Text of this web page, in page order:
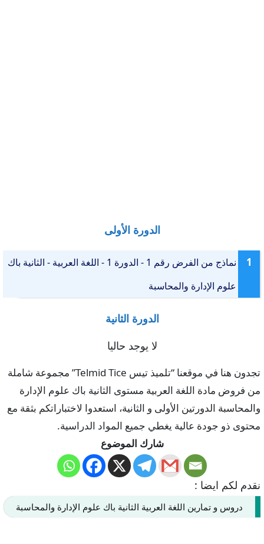
الدورة الأولى
1
نماذج من الفرض رقم 1 - الدورة 1 - اللغة العربية - الثانية باك
علوم الإدارة والمحاسبة
الدورة الثانية
لا يوجد حاليا
تجدون هنا في موقعنا “تلميذ تيس Telmid Tice” مجموعة شاملة
من فروض مادة اللغة العربية مستوى الثانية باك علوم الإدارة
والمحاسبة الدورتين الأولى و الثانية، استعدوا لاختباراتكم بثقة مع
محتوى ذو جودة عالية يغطي جميع المواد الدراسية.
شارك الموضوع
نقدم لكم ايضا :
دروس و تمارين اللغة العربية الثانية باك علوم الإدارة والمحاسبة